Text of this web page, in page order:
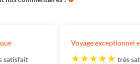
satisfait
Voyage exceptionnel
très